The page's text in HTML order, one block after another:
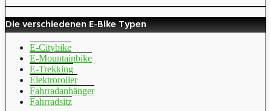
Die verschiedenen E-Bike Typen
E-Citybike
E-Mountainbike
E-Trekking
Elektroroller
Fahrradanhänger
Fahrradsitz